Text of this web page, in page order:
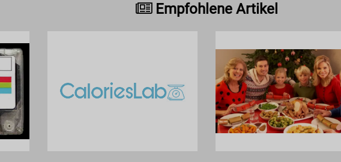
Empfohlene Artikel